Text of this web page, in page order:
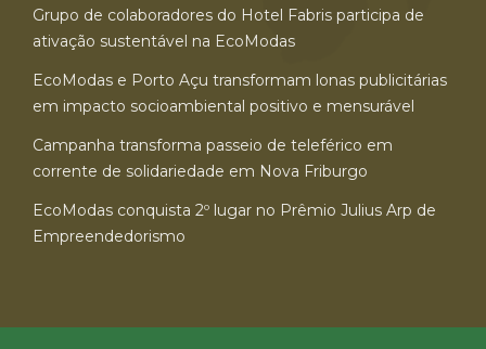
Grupo de colaboradores do Hotel Fabris participa de
ativação sustentável na EcoModas
EcoModas e Porto Açu transformam lonas publicitárias
em impacto socioambiental positivo e mensurável
Campanha transforma passeio de teleférico em
corrente de solidariedade em Nova Friburgo
EcoModas conquista 2º lugar no Prêmio Julius Arp de
Empreendedorismo